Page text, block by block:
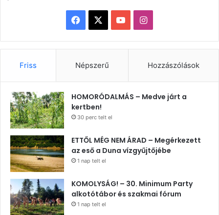
Facebook YouTubeInstagram
Friss Népszerű Hozzászólások
HOMORÓDALMÁS – Medve járt a
kertben!
30 perc telt el
ETTŐL MÉG NEM ÁRAD – Megérkezett
az eső a Duna vízgyűjtőjébe
1 nap telt el
KOMOLYSÁG! – 30. Minimum Party
alkotótábor és szakmai fórum
1 nap telt el